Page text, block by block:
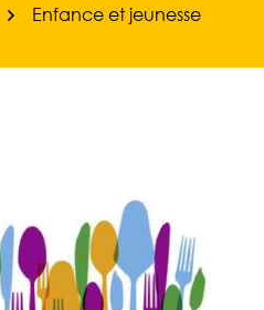
Enfance et jeunesse